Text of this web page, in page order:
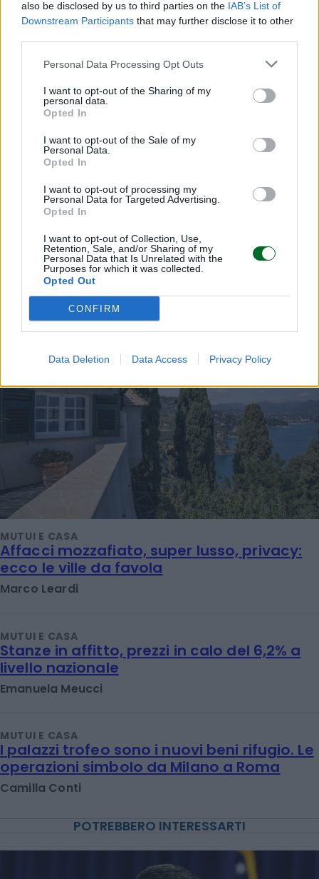
also be disclosed by us to third parties on the IAB’s List of
Downstream Participants that may further disclose it to other
Personal Data Processing Opt Outs
I want to opt-out of the Sharing of my
personal data.
Opted In
I want to opt-out of the Sale of my
Personal Data.
Opted In
I want to opt-out of processing my
Personal Data for Targeted Advertising.
Opted In
I want to opt-out of Collection, Use,
Retention, Sale, and/or Sharing of my
Personal Data that Is Unrelated with the
Purposes for which it was collected.
Opted Out
CONFIRM
Data Deletion Data Access Privacy Policy
MUTUI E CASA
Affacci mozzafiato, super lusso, privacy:
ecco le ville da favola
Marco Leardi
MUTUI E CASA
Stanze in affitto, prezzi in calo del 6,2% a
livello nazionale
Emanuela Meucci
MUTUI E CASA
I palazzi trofeo sono i nuovi beni rifugio. Le
operazioni simbolo da Milano a Roma
Camilla Conti
POTREBBERO INTERESSARTI